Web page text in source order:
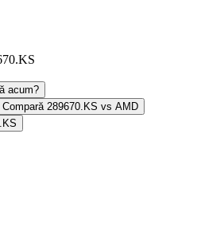
acum?
Compară 289670.KS vs AMD